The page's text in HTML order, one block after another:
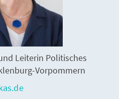
Leiterin Politisches
Vorpommern